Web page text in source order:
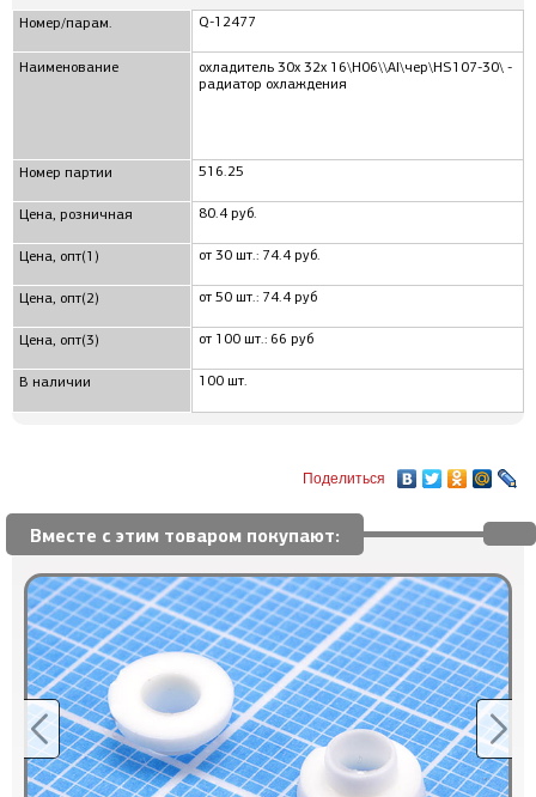
Номер/парам.
Наименование
Номер партии
Цена, розничная
Цена, опт(1)
Цена, опт(2)
Цена, опт(3)
В наличии
Q-12477
охладитель 30x 32x 16\H06\\Al\чер\HS107-30\ -
радиатор охлаждения
516.25
80.4 руб.
от 30 шт.: 74.4 руб.
от 50 шт.: 74.4 руб
от 100 шт.: 66 руб
100 шт.
Поделиться
Вместе с этим товаром покупают: